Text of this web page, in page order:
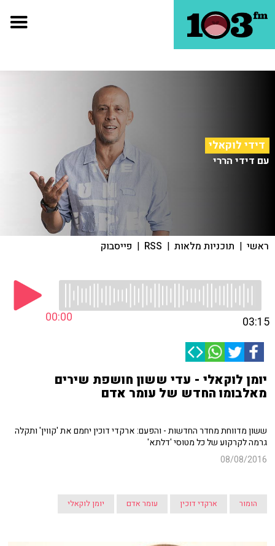
דידי לוקאלי
עם דידי הררי
ראשי | תוכניות מלאות |
RSS
| פייסבוק
00:00 03:15
יומן לוקאלי - עדי ששון חושפת שירים
מאלבומו החדש של עומר אדם
ששון מדווחת מחדר החדשות - והפעם: ארקדי דוכין יחמם את 'קווין' ותקלה
גרמה לקרקוע של כל מטוסי 'דלתא'
08/08/2016
הומור ארקדי דוכין עומר אדם יומן לוקאלי